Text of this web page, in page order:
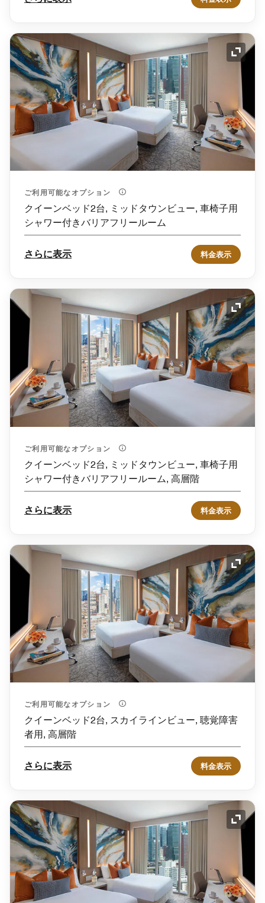
アイ
ご利用可能なオプション
クイーンベッド2台, ミッドタウンビュー, 車椅子用
シャワー付きバリアフリールーム
さらに表示 料金表示
アイ
ご利用可能なオプション
クイーンベッド2台, ミッドタウンビュー, 車椅子用
シャワー付きバリアフリールーム, 高層階
さらに表示 料金表示
アイ
ご利用可能なオプション
クイーンベッド2台, スカイラインビュー, 聴覚障害
者用, 高層階
さらに表示 料金表示
アイ